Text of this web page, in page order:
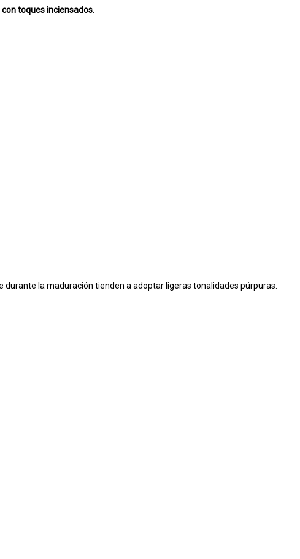
toques inciensados.
la maduración tienden a adoptar ligeras tonalidades púrpuras.